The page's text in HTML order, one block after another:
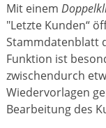
Mit einem
"Letzte Kunden“
Stammdatenblatt
Funktion ist
zwischendurch
Wiedervorlagen
Bearbeitung des